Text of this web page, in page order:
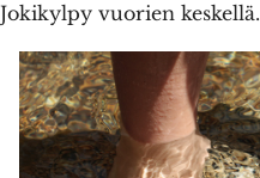
Jokikylpy vuorien keskellä.